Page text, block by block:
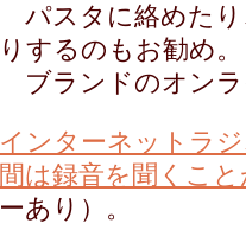
パスタに絡めたり
りするのもお勧め。
ブランドのオンラ
インターネットラ
間は録音を聞くこ
ーあり）。